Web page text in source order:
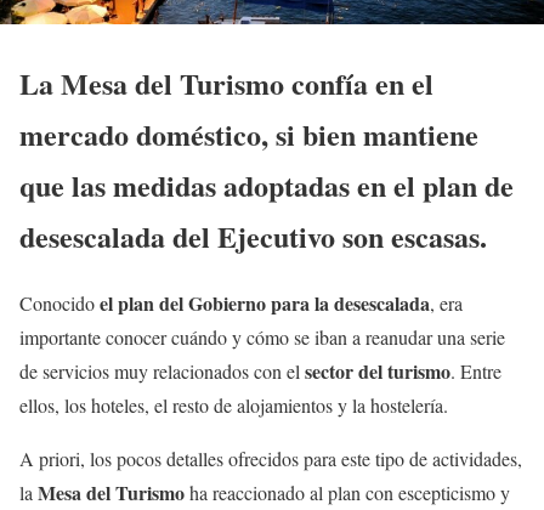
La Mesa del Turismo confía en el
mercado doméstico, si bien mantiene
que las medidas adoptadas en el plan de
desescalada del Ejecutivo son escasas.
Conocidoel plan del Gobierno para la desescalada, era
importante conocer cuándo y cómo se iban a reanudar una serie
de servicios muy relacionados con el sector del turismo. Entre
ellos, los hoteles, el resto de alojamientos y la hostelería.
A priori, los pocos detalles ofrecidos para este tipo de actividades,
la Mesa del Turismoha reaccionado al plan con escepticismo y